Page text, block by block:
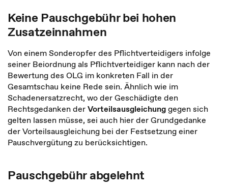
Keine Pauschgebühr bei hohen
Zusatzeinnahmen
Von einem Sonderopfer des Pflichtverteidigers infolge
seiner Beiordnung als Pflichtverteidiger kann nach der
Bewertung des OLG im konkreten Fall in der
Gesamtschau keine Rede sein. Ähnlich wie im
Schadenersatzrecht, wo der Geschädigte den
Rechtsgedanken derVorteilsausgleichunggegen sich
gelten lassen müsse, sei auch hier der Grundgedanke
der Vorteilsausgleichung bei der Festsetzung einer
Pauschvergütung zu berücksichtigen.
Pauschgebühr abgelehnt